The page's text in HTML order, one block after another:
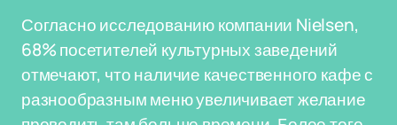
Согласно исследованию компании Nielsen,
68% посетителей культурных заведений
отмечают, что наличие качественного кафе с
разнообразным меню увеличивает желание